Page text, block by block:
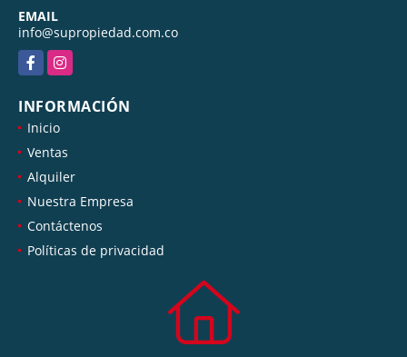
EMAIL
info@supropiedad.com.co
FacebookInstagram
INFORMACIÓN
Inicio
Ventas
Alquiler
Nuestra Empresa
Contáctenos
Políticas de privacidad